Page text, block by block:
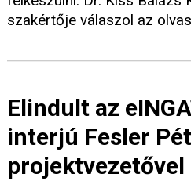
szakértője válaszol az
Elindult az
interjú Fesler
projektvezetővel